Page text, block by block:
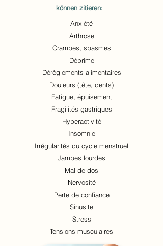
können zitieren:
Anxiété
Arthrose
Crampes, spasmes
Déprime
Dérèglements alimentaires
Douleurs (tête, dents)
Fatigue, épuisement
Fragilités gastriques
Hyperactivité
Insomnie
Irrégularités du cycle menstruel
Jambes lourdes
Mal de dos
Nervosité
Perte de confiance
Sinusite
Stress
Tensions musculaires